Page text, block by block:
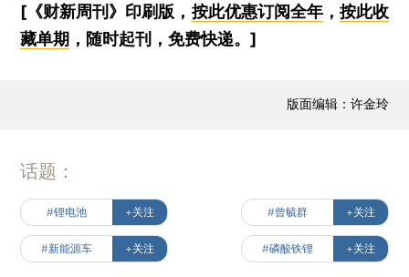
[《财新周刊》印刷版， 按此优惠订阅全年， 按此收
藏单期 ，随时起刊，免费快递。]
版面编辑：许金玲
话题：
#锂电池 +关注 #曾毓群 +关注
#新能源车 +关注 #磷酸铁锂 +关注